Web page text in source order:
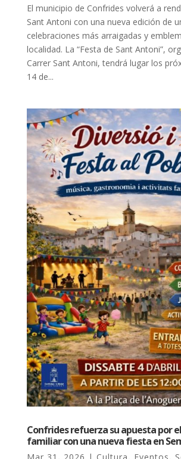
El municipio de Confrides volverá a
Sant Antoni con una nueva edición de
celebraciones más arraigadas y
localidad. La “Festa de Sant Antoni”,
Carrer Sant Antoni, tendrá lugar los
14 de...
Confrides refuerza su apuesta por
familiar con una nueva fiesta en